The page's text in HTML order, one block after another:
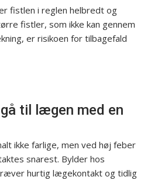
fistlen i reglen helbredt og
fistler, som ikke kan gennem
er risikoen for tilbagefald
til lægen med en
ikke farlige, men ved høj feber
snarest. Bylder hos
hurtig lægekontakt og tidlig